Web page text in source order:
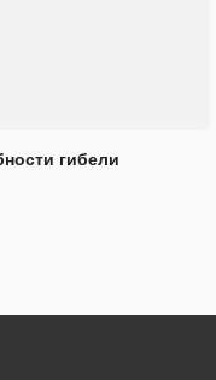
гибели